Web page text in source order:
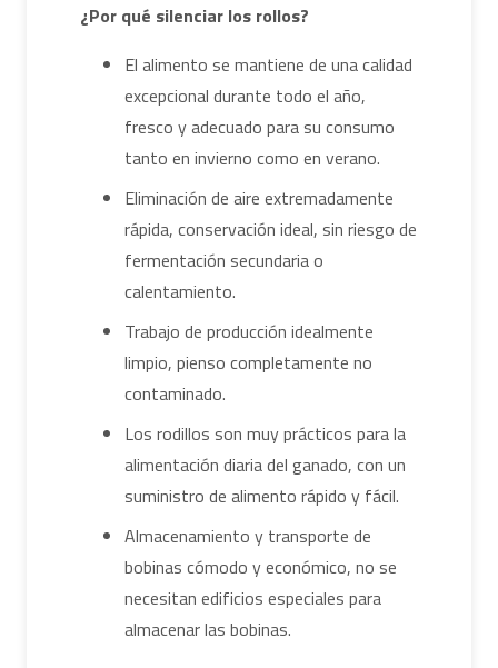
¿Por qué silenciar los rollos?
El alimento se mantiene de una calidad
excepcional durante todo el año,
fresco y adecuado para su consumo
tanto en invierno como en verano.
Eliminación de aire extremadamente
rápida, conservación ideal, sin riesgo de
fermentación secundaria o
calentamiento.
Trabajo de producción idealmente
limpio, pienso completamente no
contaminado.
Los rodillos son muy prácticos para la
alimentación diaria del ganado, con un
suministro de alimento rápido y fácil.
Almacenamiento y transporte de
bobinas cómodo y económico, no se
necesitan edificios especiales para
almacenar las bobinas.